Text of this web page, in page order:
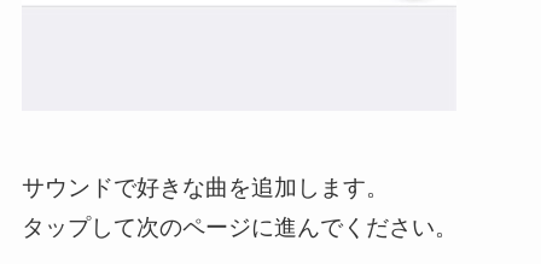
サウンドで好きな曲を追加します。
タップして次のページに進んでください。